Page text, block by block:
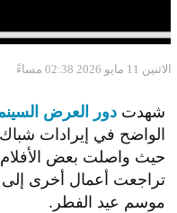
الاثنين 11 مايو 2026 02:38 مساءً
شهدت دور العرض
الواضح في إيرادات
حيث واصلت بعض الأفلام
تراجعت أعمال أخرى
موسم عيد الفطر.